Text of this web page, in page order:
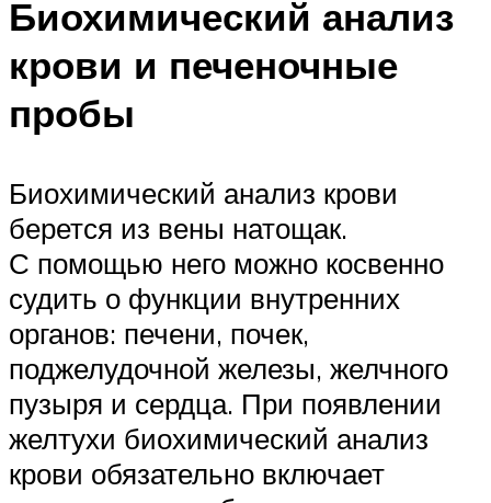
Биохимический анализ
крови и печеночные
пробы
Биохимический анализ крови
берется из вены натощак.
С помощью него можно косвенно
судить о функции внутренних
органов: печени, почек,
поджелудочной железы, желчного
пузыря и сердца. При появлении
желтухи биохимический анализ
крови обязательно включает